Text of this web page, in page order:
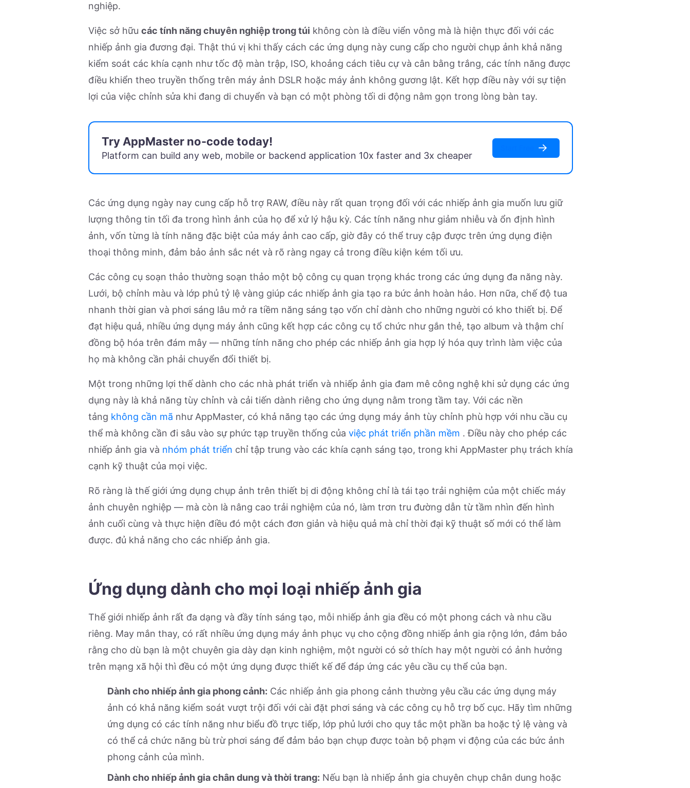
nghiệp.
Việc sở hữu các tính năng chuyên nghiệp trong túi không còn là điều viển vông mà là hiện thực đối với các
nhiếp ảnh gia đương đại. Thật thú vị khi thấy cách các ứng dụng này cung cấp cho người chụp ảnh khả năng
kiểm soát các khía cạnh như tốc độ màn trập, ISO, khoảng cách tiêu cự và cân bằng trắng, các tính năng được
điều khiển theo truyền thống trên máy ảnh DSLR hoặc máy ảnh không gương lật. Kết hợp điều này với sự tiện
lợi của việc chỉnh sửa khi đang di chuyển và bạn có một phòng tối di động nằm gọn trong lòng bàn tay.
Try AppMaster no-code today!
Platform can build any web, mobile or backend application 10x faster and 3x cheaper
Các ứng dụng ngày nay cung cấp hỗ trợ RAW, điều này rất quan trọng đối với các nhiếp ảnh gia muốn lưu giữ
lượng thông tin tối đa trong hình ảnh của họ để xử lý hậu kỳ. Các tính năng như giảm nhiễu và ổn định hình
ảnh, vốn từng là tính năng đặc biệt của máy ảnh cao cấp, giờ đây có thể truy cập được trên ứng dụng điện
thoại thông minh, đảm bảo ảnh sắc nét và rõ ràng ngay cả trong điều kiện kém tối ưu.
Các công cụ soạn thảo thường soạn thảo một bộ công cụ quan trọng khác trong các ứng dụng đa năng này.
Lưới, bộ chỉnh màu và lớp phủ tỷ lệ vàng giúp các nhiếp ảnh gia tạo ra bức ảnh hoàn hảo. Hơn nữa, chế độ tua
nhanh thời gian và phơi sáng lâu mở ra tiềm năng sáng tạo vốn chỉ dành cho những người có kho thiết bị. Để
đạt hiệu quả, nhiều ứng dụng máy ảnh cũng kết hợp các công cụ tổ chức như gắn thẻ, tạo album và thậm chí
đồng bộ hóa trên đám mây — những tính năng cho phép các nhiếp ảnh gia hợp lý hóa quy trình làm việc của
họ mà không cần phải chuyển đổi thiết bị.
Một trong những lợi thế dành cho các nhà phát triển và nhiếp ảnh gia đam mê công nghệ khi sử dụng các ứng
dụng này là khả năng tùy chỉnh và cải tiến dành riêng cho ứng dụng nằm trong tầm tay. Với các nền
tảng không cần mã như AppMaster, có khả năng tạo các ứng dụng máy ảnh tùy chỉnh phù hợp với nhu cầu cụ
thể mà không cần đi sâu vào sự phức tạp truyền thống của việc phát triển phần mềm . Điều này cho phép các
nhiếp ảnh gia và nhóm phát triển chỉ tập trung vào các khía cạnh sáng tạo, trong khi AppMaster phụ trách khía
cạnh kỹ thuật của mọi việc.
Rõ ràng là thế giới ứng dụng chụp ảnh trên thiết bị di động không chỉ là tái tạo trải nghiệm của một chiếc máy
ảnh chuyên nghiệp — mà còn là nâng cao trải nghiệm của nó, làm trơn tru đường dẫn từ tầm nhìn đến hình
ảnh cuối cùng và thực hiện điều đó một cách đơn giản và hiệu quả mà chỉ thời đại kỹ thuật số mới có thể làm
được. đủ khả năng cho các nhiếp ảnh gia.
Ứng dụng dành cho mọi loại nhiếp ảnh gia
Thế giới nhiếp ảnh rất đa dạng và đầy tính sáng tạo, mỗi nhiếp ảnh gia đều có một phong cách và nhu cầu
riêng. May mắn thay, có rất nhiều ứng dụng máy ảnh phục vụ cho cộng đồng nhiếp ảnh gia rộng lớn, đảm bảo
rằng cho dù bạn là một chuyên gia dày dạn kinh nghiệm, một người có sở thích hay một người có ảnh hưởng
trên mạng xã hội thì đều có một ứng dụng được thiết kế để đáp ứng các yêu cầu cụ thể của bạn.
Dành cho nhiếp ảnh gia phong cảnh: Các nhiếp ảnh gia phong cảnh thường yêu cầu các ứng dụng máy
ảnh có khả năng kiểm soát vượt trội đối với cài đặt phơi sáng và các công cụ hỗ trợ bố cục. Hãy tìm những
ứng dụng có các tính năng như biểu đồ trực tiếp, lớp phủ lưới cho quy tắc một phần ba hoặc tỷ lệ vàng và
có thể cả chức năng bù trừ phơi sáng để đảm bảo bạn chụp được toàn bộ phạm vi động của các bức ảnh
phong cảnh của mình.
Dành cho nhiếp ảnh gia chân dung và thời trang: Nếu bạn là nhiếp ảnh gia chuyên chụp chân dung hoặc